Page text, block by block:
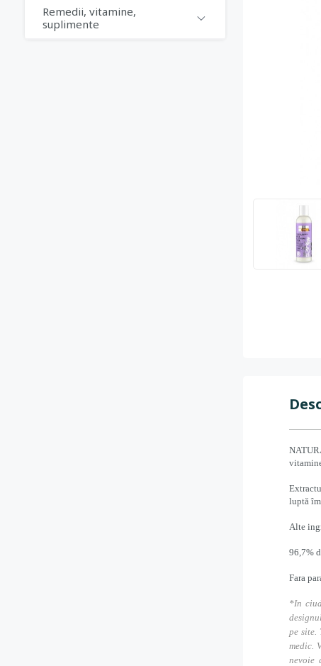
Remedii, vitamine,
suplimente
luptă
Alte
96,7%
Fara
*In
pe site.
medic.
nevoie